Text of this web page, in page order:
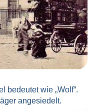
bedeutet wie „Wolf“.
angesiedelt.